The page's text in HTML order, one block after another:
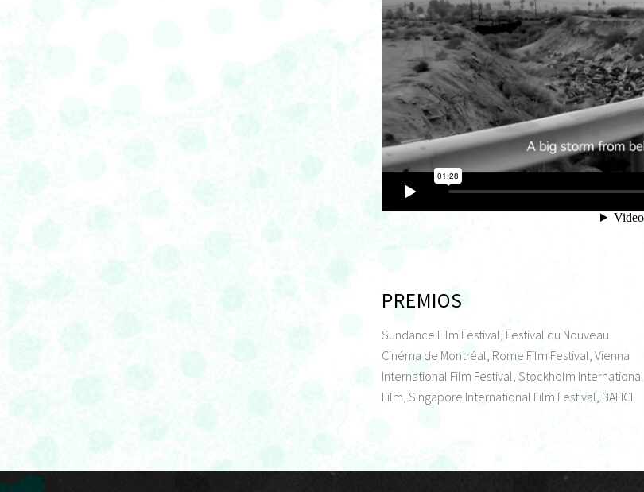
PREMIOS
Sundance Film Festival, Festival du Nouveau
Cinéma de Montréal, Rome Film Festival, Vienna
International Film Festival, Stockholm International
Film, Singapore International Film Festival, BAFICI